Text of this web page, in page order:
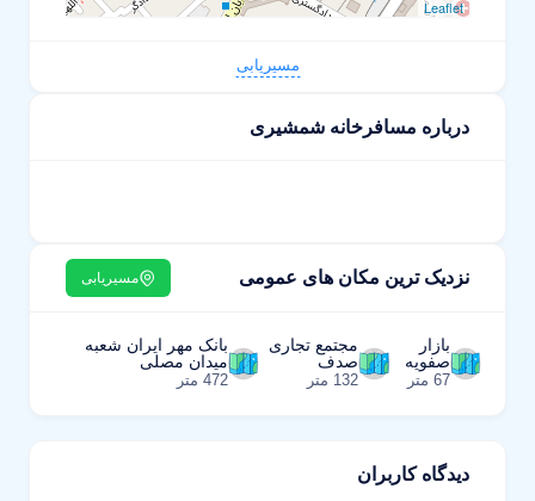
Leaflet
مسیریابی
درباره مسافرخانه شمشیری
نزدیک ترین مکان های عمومی مسیریابی
بازار
صفویه
67 متر
مجتمع تجاری
صدف
132 متر
بانک مهر ایران شعبه
میدان مصلی
472 متر
دیدگاه کاربران